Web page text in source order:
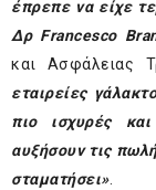
έπρεπε να είχε
Δρ Francesco
και Ασφάλειας
εταιρείες
πιο ισχυρές
αυξήσουν τις
σταματήσει».